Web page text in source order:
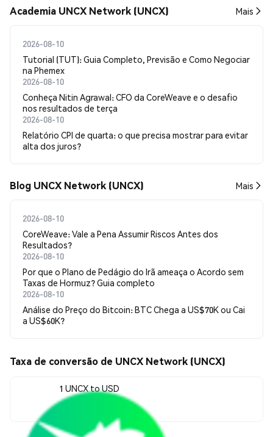
Academia UNCX Network (UNCX) Mais
2026-08-10
Tutorial (TUT): Guia Completo, Previsão e Como Negociar
na Phemex
2026-08-10
Conheça Nitin Agrawal: CFO da CoreWeave e o desafio
nos resultados de terça
2026-08-10
Relatório CPI de quarta: o que precisa mostrar para evitar
alta dos juros?
Blog UNCX Network (UNCX) Mais
2026-08-10
CoreWeave: Vale a Pena Assumir Riscos Antes dos
Resultados?
2026-08-10
Por que o Plano de Pedágio do Irã ameaça o Acordo sem
Taxas de Hormuz? Guia completo
2026-08-10
Análise do Preço do Bitcoin: BTC Chega a US$70K ou Cai
a US$60K?
Taxa de conversão de UNCX Network (UNCX)
1 UNCX to USD